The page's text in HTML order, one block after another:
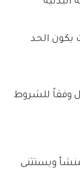
يكون الحد
وفقاً للشروط
ويستثنى